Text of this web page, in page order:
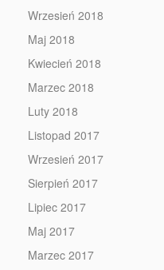
Wrzesień 2018
Maj 2018
Kwiecień 2018
Marzec 2018
Luty 2018
Listopad 2017
Wrzesień 2017
Sierpień 2017
Lipiec 2017
Maj 2017
Marzec 2017